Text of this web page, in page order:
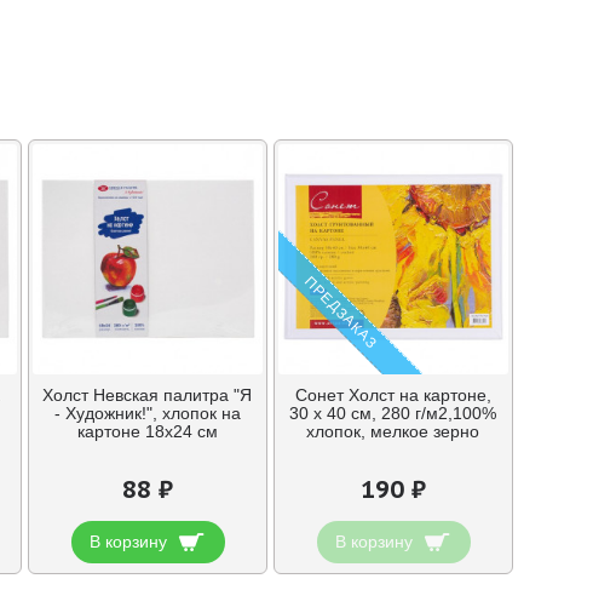
Холст Невская палитра "Я
- Художник!", хлопок на
картоне 18х24 см
88 ₽
В корзину
ПРЕДЗАКАЗ
Сонет Холст на картоне,
30 х 40 см, 280 г/м2,100%
хлопок, мелкое зерно
190 ₽
В корзину